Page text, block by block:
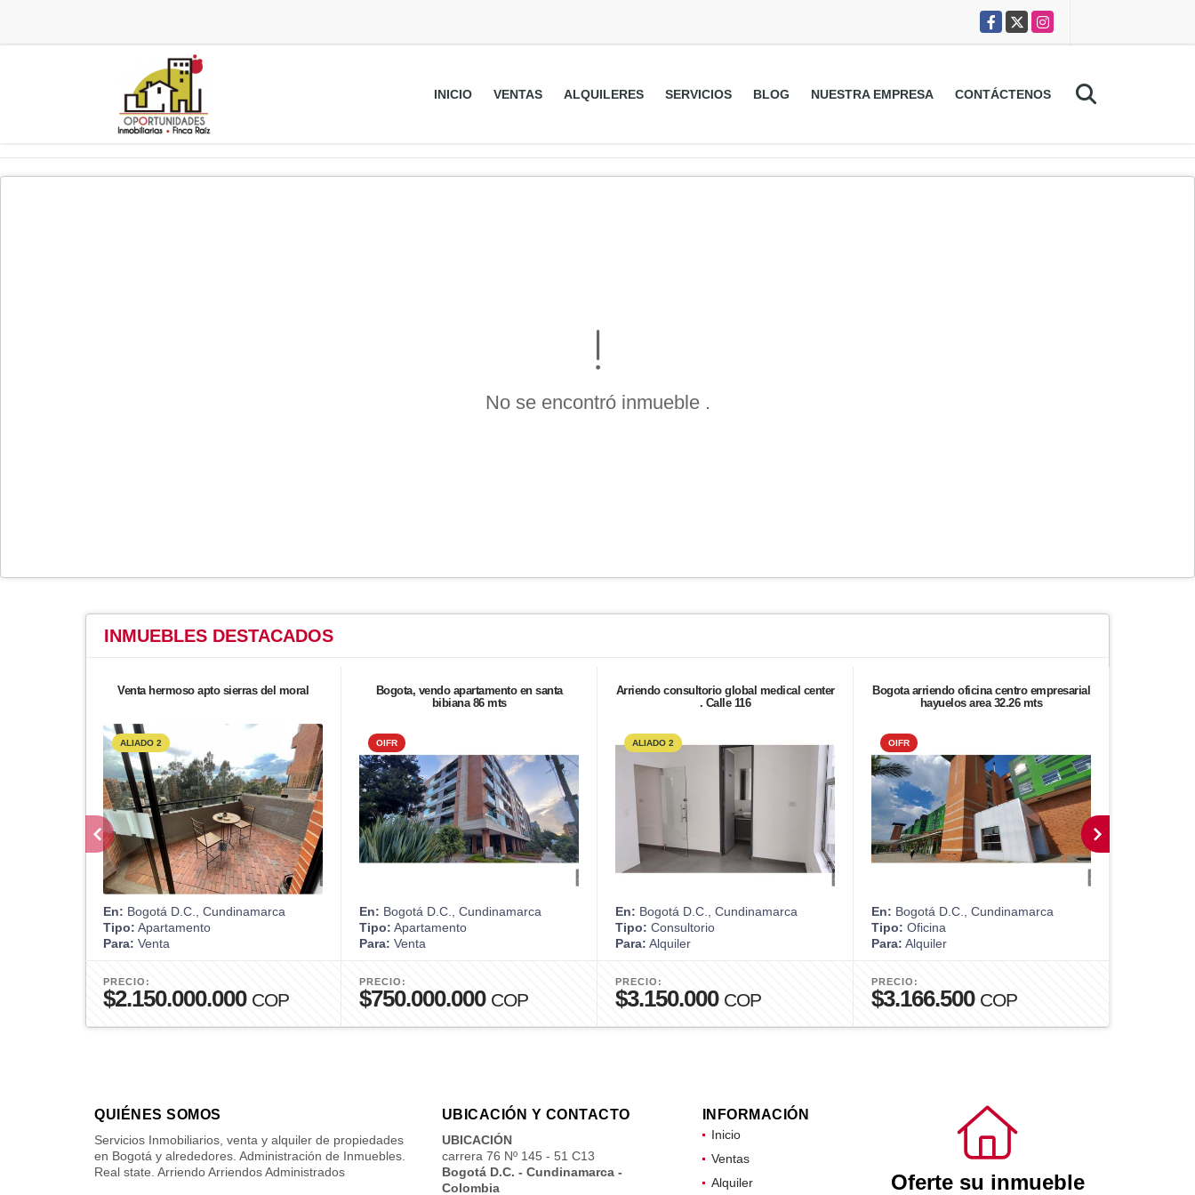
Facebook
X Instagram
INICIO VENTAS ALQUILERES SERVICIOS BLOG NUESTRA EMPRESA CONTÁCTENOS
No se encontró inmueble .
INMUEBLES DESTACADOS
Venta hermoso apto sierras del moral
ALIADO 2
En: Bogotá D.C., Cundinamarca
Tipo: Apartamento
Para: Venta
PRECIO:
$2.150.000.000 COP
Bogota, vendo apartamento en santa
bibiana 86 mts
OIFR
En: Bogotá D.C., Cundinamarca
Tipo: Apartamento
Para: Venta
PRECIO:
$750.000.000 COP
Arriendo consultorio global medical center
. Calle 116
ALIADO 2
En: Bogotá D.C., Cundinamarca
Tipo: Consultorio
Para: Alquiler
PRECIO:
$3.150.000 COP
Bogota arriendo oficina centro empresarial
hayuelos area 32.26 mts
OIFR
En: Bogotá D.C., Cundinamarca
Tipo: Oficina
Para: Alquiler
PRECIO:
$3.166.500 COP
QUIÉNES SOMOS
Servicios Inmobiliarios, venta y alquiler de propiedades
en Bogotá y alrededores. Administración de Inmuebles.
Real state. Arriendo Arriendos Administrados
UBICACIÓN Y CONTACTO
UBICACIÓN
carrera 76 Nº 145 - 51 C13
Bogotá D.C. - Cundinamarca -
Colombia
INFORMACIÓN
Inicio
Ventas
Alquiler
Oferte su inmueble